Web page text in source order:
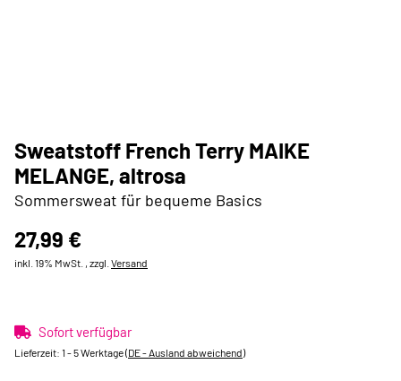
Sweatstoff French Terry MAIKE
MELANGE, altrosa
Sommersweat für bequeme Basics
27,99 €
inkl. 19% MwSt. , zzgl. Versand
Sofort verfügbar
Lieferzeit: 1 - 5 Werktage(DE - Ausland abweichend)